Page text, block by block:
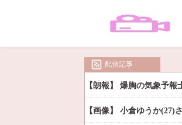
配信記事
【朗報】 爆胸の気象予
【画像】 小倉ゆうか(27)